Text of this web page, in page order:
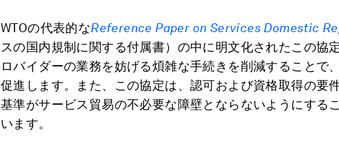
WTOの代表的なReference Paper on Services Domestic
スの国内規制に関する付属書）の中に明文化されたこの協
ロバイダーの業務を妨げる煩雑な手続きを削減することで
促進します。また、この協定は、認可および資格取得の要
基準がサービス貿易の不必要な障壁とならないようにする
います。